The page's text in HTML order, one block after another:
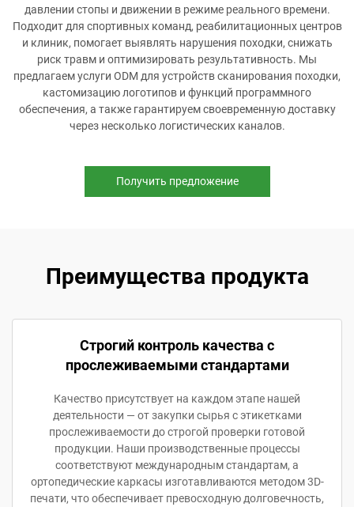
давлении стопы и движении в режиме реального времени.
Подходит для спортивных команд, реабилитационных центров
и клиник, помогает выявлять нарушения походки, снижать
риск травм и оптимизировать результативность. Мы
предлагаем услуги ODM для устройств сканирования походки,
кастомизацию логотипов и функций программного
обеспечения, а также гарантируем своевременную доставку
через несколько логистических каналов.
Получить предложение
Преимущества продукта
Строгий контроль качества с
прослеживаемыми стандартами
Качество присутствует на каждом этапе нашей
деятельности — от закупки сырья с этикетками
прослеживаемости до строгой проверки готовой
продукции. Наши производственные процессы
соответствуют международным стандартам, а
ортопедические каркасы изготавливаются методом 3D-
печати, что обеспечивает превосходную долговечность,